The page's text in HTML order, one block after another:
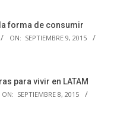
forma de consumir
ON: SEPTIEMBRE 9, 2015
para vivir en LATAM
ON: SEPTIEMBRE 8, 2015